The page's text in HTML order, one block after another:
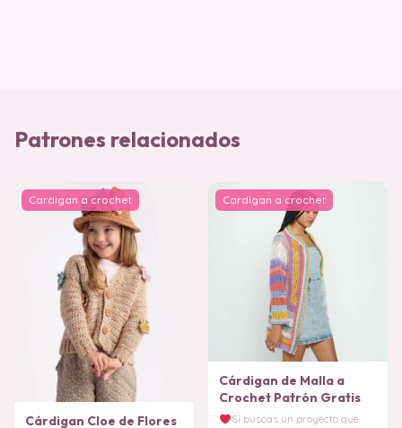
Patrones relacionados
Cardigan a crochet
Cárdigan Cloe de Flores
Cardigan a crochet
Cárdigan de Malla a
Crochet Patrón Gratis
Si buscas un proyecto que